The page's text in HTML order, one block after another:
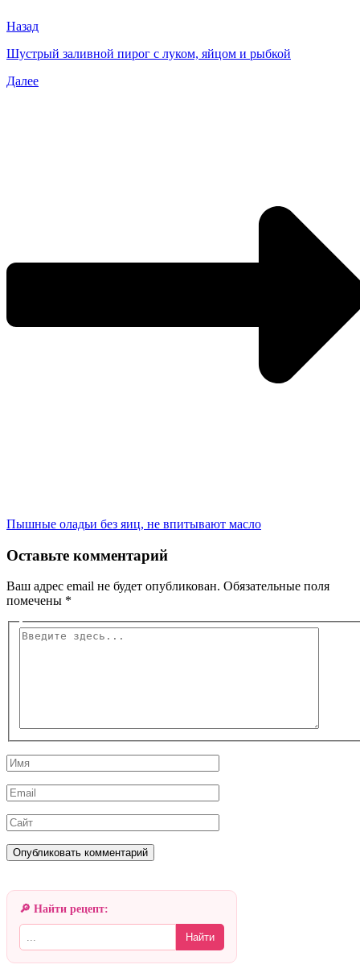
Назад
Шустрый заливной пирог с луком, яйцом и рыбкой
Далее
Пышные оладьи без яиц, не впитывают масло
Оставьте комментарий
Ваш адрес email не будет опубликован. Обязательные поля
помечены *
Введите
Имя
Email
Сайт
🔎 Найти рецепт:
Найти